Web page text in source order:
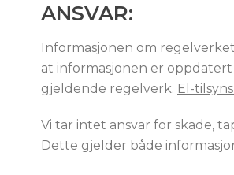
ANSVAR:
Informasjonen om
at informasjonen er
gjeldende regelverk. El-
Vi tar intet ansvar for skade,
Dette gjelder både